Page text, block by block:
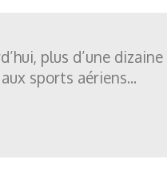
plus d’une
sports aériens...